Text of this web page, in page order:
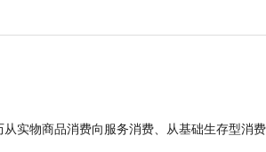
实物商品消费向服务消费、从基础生存型消